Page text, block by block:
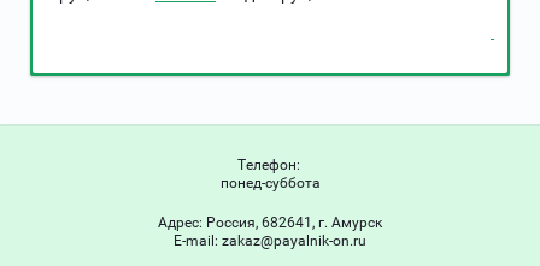
Телефон:
понед-суббота
Адрес: Россия, 682641, г. Амурск
Е-mail: zakaz@payalnik-on.ru